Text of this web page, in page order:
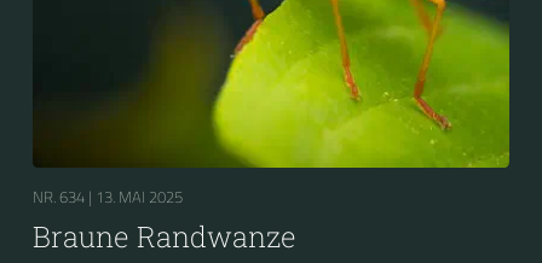
NR. 634 | 13. MAI 2025
Braune Randwanze